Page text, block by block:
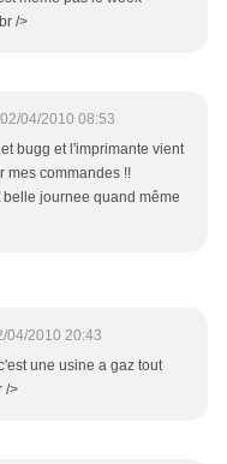
/>
02/04/2010 08:53
bugg et l'imprimante vient
mes commandes !!
journee quand même
04/2010 20:43
une usine a gaz tout
/>